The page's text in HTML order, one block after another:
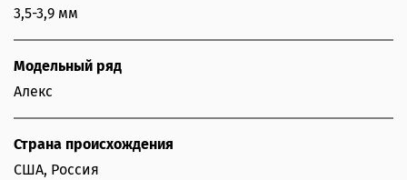
3,5-3,9 мм
Модельный ряд
Алекс
Страна происхождения
США, Россия